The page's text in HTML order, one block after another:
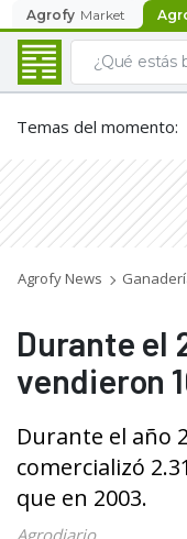
Agrofy Market
Temas del momento:
Agrofy News
Durante el
vendieron
Durante el año
comercializó
que en 2003.
Agrodiario